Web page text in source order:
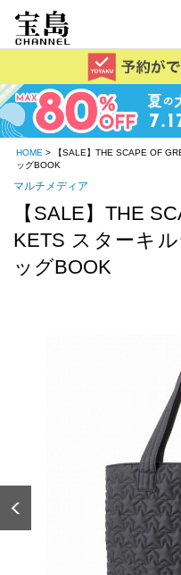
HOME > 【SALE】THE SCAPE OF
ッグBOOK
マルチメディア
【SALE】THE
KETS スターキ
ッグBOOK